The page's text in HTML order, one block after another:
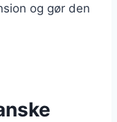
og gør den